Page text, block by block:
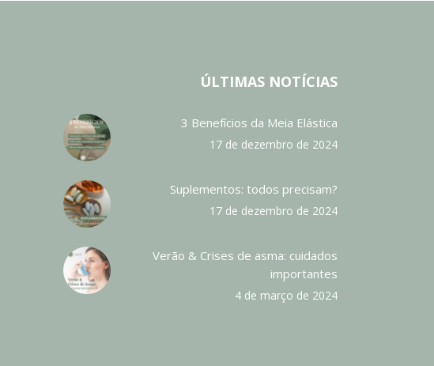
ÚLTIMAS NOTÍCIAS
3 Benefícios da Meia Elástica
17 de dezembro de 2024
Suplementos: todos precisam?
17 de dezembro de 2024
Verão & Crises de asma: cuidados
importantes
4 de março de 2024